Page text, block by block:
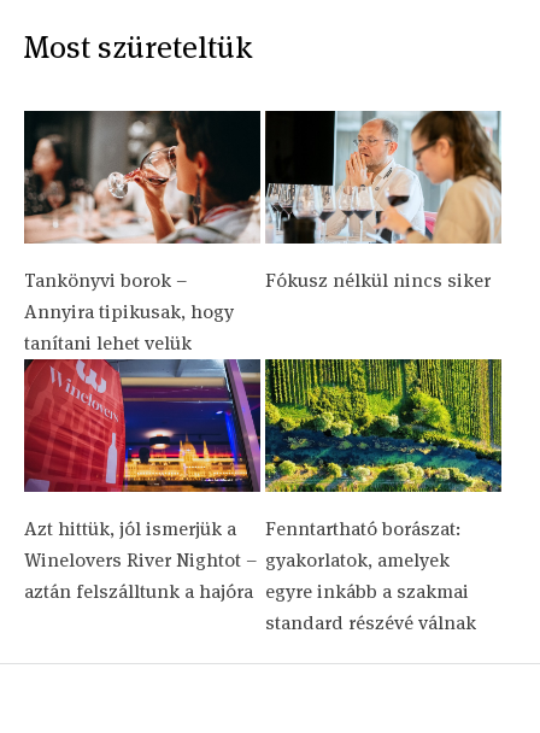
Most szüreteltük
Tankönyvi borok –
Annyira tipikusak, hogy
tanítani lehet velük
Fókusz nélkül nincs siker
Azt hittük, jól ismerjük a
Winelovers River Nightot –
aztán felszálltunk a hajóra
Fenntartható borászat:
gyakorlatok, amelyek
egyre inkább a szakmai
standard részévé válnak